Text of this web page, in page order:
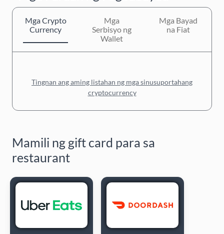
Mga Crypto
Currency
Mga
Serbisyo ng
Wallet
Mga Bayad
na Fiat
Tingnan ang aming listahan ng mga sinusuportahang
cryptocurrency
Mamili ng gift card para sa
restaurant